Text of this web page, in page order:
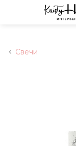
Свечи